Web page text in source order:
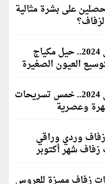
على بشرة مثالية
لعروس 2024.. حيل مكياج
العيون الصغيرة
لعروس 2024.. خمس تسريحات
وعصرية
وردي وراقي
زفاف شهر أكتوبر